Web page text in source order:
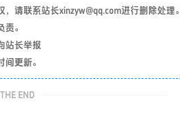
请联系站长xinzyw@qq.com进行删除处理。
。
站长举报
更新。
THE END